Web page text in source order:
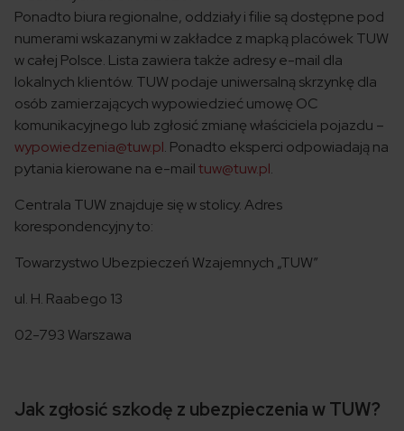
Ponadto biura regionalne, oddziały i filie są dostępne pod
numerami wskazanymi w zakładce z mapką placówek TUW
w całej Polsce. Lista zawiera także adresy e-mail dla
lokalnych klientów. TUW podaje uniwersalną skrzynkę dla
osób zamierzających wypowiedzieć umowę OC
komunikacyjnego lub zgłosić zmianę właściciela pojazdu –
wypowiedzenia@tuw.pl. Ponadto eksperci odpowiadają na
pytania kierowane na e-mailtuw@tuw.pl.
Centrala TUW znajduje się w stolicy. Adres
korespondencyjny to:
Towarzystwo Ubezpieczeń Wzajemnych „TUW”
ul. H. Raabego 13
02-793 Warszawa
Jak zgłosić szkodę z ubezpieczenia w TUW?